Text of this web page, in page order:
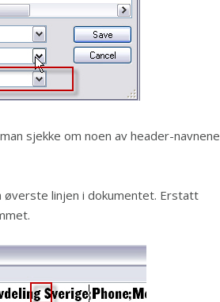
sjekke om noen av header-navnene
øverste linjen i dokumentet. Erstatt